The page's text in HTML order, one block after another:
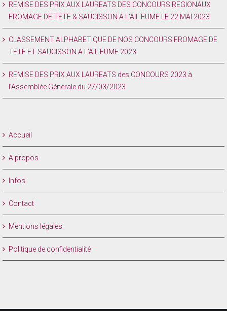
REMISE DES PRIX AUX LAUREATS DES CONCOURS REGIONAUX
FROMAGE DE TETE & SAUCISSON A L’AIL FUME LE 22 MAI 2023
CLASSEMENT ALPHABETIQUE DE NOS CONCOURS FROMAGE DE
TETE ET SAUCISSON A L’AIL FUME 2023
REMISE DES PRIX AUX LAUREATS des CONCOURS 2023 à
l’Assemblée Générale du 27/03/2023
Accueil
A propos
Infos
Contact
Mentions légales
Politique de confidentialité